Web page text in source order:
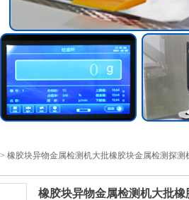
> 橡胶块异物金属检测机大批橡胶块金属检测探测
橡胶块异物金属检测机大批橡